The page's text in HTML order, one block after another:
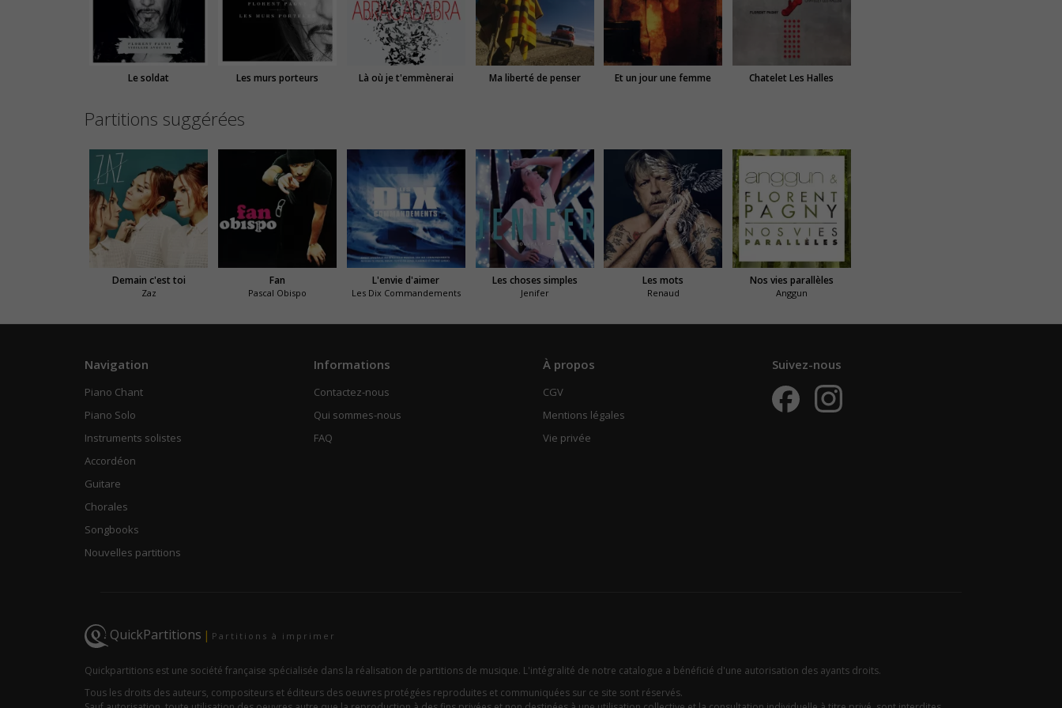
Le soldat Les murs porteurs Là où je t'emmènerai Ma liberté de penser Et un jour une femme Chatelet Les Halles
Partitions suggérées
Demain c'est toi
Zaz
Fan
Pascal Obispo
L'envie d'aimer
Les Dix Commandements
Les choses simples
Jenifer
Les mots
Renaud
Nos vies parallèles
Anggun
Navigation
Piano Chant
Piano Solo
Instruments solistes
Accordéon
Guitare
Chorales
Songbooks
Nouvelles partitions
Informations
Contactez-nous
Qui sommes-nous
FAQ
À propos
CGV
Mentions légales
Vie privée
Suivez-nous
QuickPartitions | Partitions à imprimer
Quickpartitions est une société française spécialisée dans la réalisation de partitions de musique. L'intégralité de notre catalogue a bénéficié d'une autorisation des ayants droits.
Tous les droits des auteurs, compositeurs et éditeurs des oeuvres protégées reproduites et communiquées sur ce site sont réservés.